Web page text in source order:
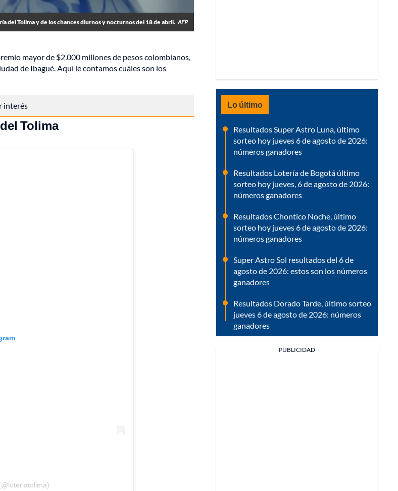
del Tolima y de los chances diurnos y nocturnos del 18 de abril. AFP
mayor de $2.000 millones de pesos colombianos,
de Ibagué. Aquí le contamos cuáles son los
interés
Tolima
Lo último
Resultados Super Astro Luna, último
sorteo hoy jueves 6 de agosto de 2026:
números ganadores
Resultados Lotería de Bogotá último
sorteo hoy jueves, 6 de agosto de 2026:
números ganadores
Resultados Chontico Noche, último
sorteo hoy jueves 6 de agosto de 2026:
números ganadores
Super Astro Sol resultados del 6 de
agosto de 2026: estos son los números
ganadores
Resultados Dorado Tarde, último sorteo
jueves 6 de agosto de 2026: números
ganadores
PUBLICIDAD